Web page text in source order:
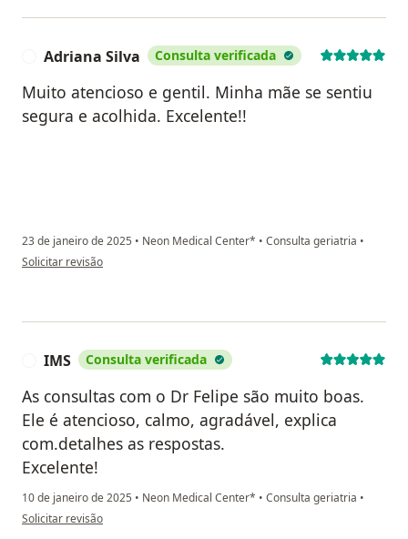
Adriana Silva Consulta verificada
Muito atencioso e gentil. Minha mãe se sentiu
segura e acolhida. Excelente!!
23 de janeiro de 2025 • Neon Medical Center* • Consulta geriatria •
na opinião do utilizador Adriana Silva
Solicitar revisão
IMS Consulta verificada
As consultas com o Dr Felipe são muito boas.
Ele é atencioso, calmo, agradável, explica
com.detalhes as respostas.
Excelente!
10 de janeiro de 2025 • Neon Medical Center* • Consulta geriatria •
na opinião do utilizador IMS
Solicitar revisão